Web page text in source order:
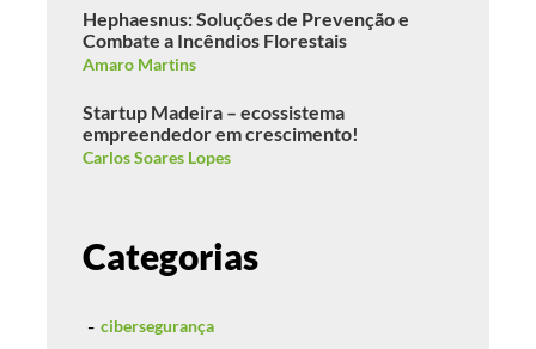
Hephaesnus: Soluções de Prevenção e
Combate a Incêndios Florestais
Amaro Martins
Startup Madeira – ecossistema
empreendedor em crescimento!
Carlos Soares Lopes
Categorias
cibersegurança